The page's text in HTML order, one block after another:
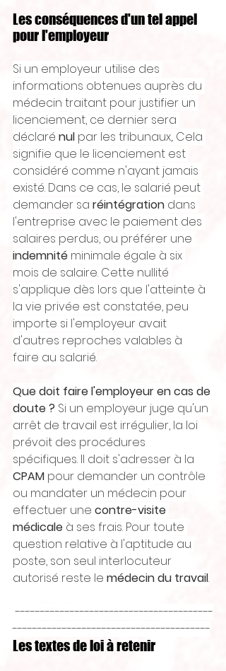
Les conséquences d'un tel appel
pour l'employeur
Si un employeur utilise des
informations obtenues auprès du
médecin traitant pour justifier un
licenciement, ce dernier sera
déclaré nul par les tribunaux,. Cela
signifie que le licenciement est
considéré comme n'ayant jamais
existé. Dans ce cas, le salarié peut
demander sa réintégration dans
l'entreprise avec le paiement des
salaires perdus, ou préférer une
indemnité minimale égale à six
mois de salaire. Cette nullité
s'applique dès lors que l'atteinte à
la vie privée est constatée, peu
importe si l'employeur avait
d'autres reproches valables à
faire au salarié.
Que doit faire l'employeur en cas de
doute ? Si un employeur juge qu'un
arrêt de travail est irrégulier, la loi
prévoit des procédures
spécifiques. Il doit s'adresser à la
CPAM pour demander un contrôle
ou mandater un médecin pour
effectuer une contre-visite
médicale à ses frais. Pour toute
question relative à l'aptitude au
poste, son seul interlocuteur
autorisé reste le médecin du travail.
----------------------------------------
----------------------------------------
Les textes de loi à retenir